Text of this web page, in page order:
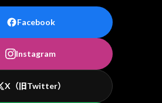
Facebook
Instagram
X（旧Twitter）